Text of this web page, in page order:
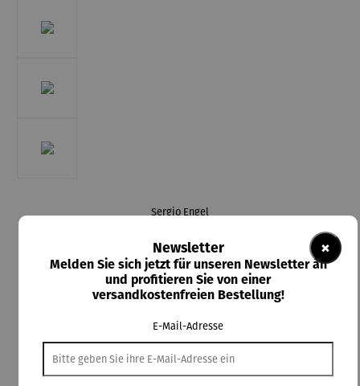
Sergio Engel
Schmuckset | Kette & Ohrringe rot – India
Antik
62,60 €
Preise inkl. MwSt. zzgl. Versandkosten
×
Newsletter
Melden Sie sich jetzt für unseren Newsletter an
und profitieren Sie von einer
versandkostenfreien Bestellung!
E-Mail-Adresse